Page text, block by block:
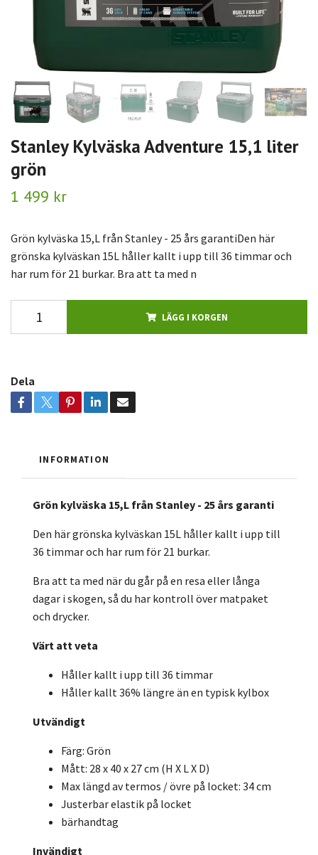
Stanley Kylväska Adventure 15,1 liter
grön
1 499 kr
Grön kylväska 15,L från Stanley - 25 års garantiDen här
grönska kylväskan 15L håller kallt i upp till 36 timmar och
har rum för 21 burkar. Bra att ta med n
LÄGG I KORGEN
Dela
INFORMATION
Grön kylväska 15,L från Stanley - 25 års garanti
Den här grönska kylväskan 15L håller kallt i upp till
36 timmar och har rum för 21 burkar.
Bra att ta med när du går på en resa eller långa
dagar i skogen, så du har kontroll över matpaket
och drycker.
Värt att veta
Håller kallt i upp till 36 timmar
Håller kallt 36% längre än en typisk kylbox
Utvändigt
Färg: Grön
Mått: 28 x 40 x 27 cm (H X L X D)
Max längd av termos / övre på locket: 34 cm
Justerbar elastik på locket
bärhandtag
Invändigt